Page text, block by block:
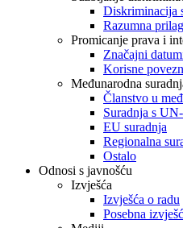
Diskriminacija
Razumna
Promicanje prava i
Značajni
Korisne
Međunarodna
Članstvo u
Suradnja s
EU suradnja
Regionalna
Ostalo
Odnosi s javnošću
Izvješća
Izvješća o radu
Posebna